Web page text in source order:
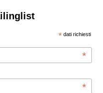
* dati richiesti
*
*